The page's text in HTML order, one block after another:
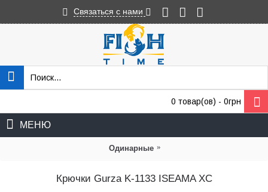
Связаться с нами
0 товар(ов) - 0грн
МЕНЮ
Одинарные
Крючки Gurza K-1133 ISEAMA XC